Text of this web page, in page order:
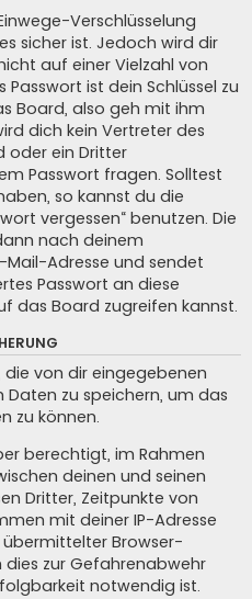
Verschlüsselung
sicher ist. Jedoch wird dir
auf einer Vielzahl von
ist dein Schlüssel zu
Board, also geh mit ihm
dich kein Vertreter des
oder ein Dritter
Passwort fragen. Solltest
so kannst du die
vergessen“ benutzen. Die
nach deinem
Adresse und sendet
Passwort an diese
das Board zugreifen kannst.
von dir eingegebenen
zu speichern, um das
zu können.
berechtigt, im Rahmen
deinen und seinen
Dritter, Zeitpunkte von
mit deiner IP-Adresse
Browser-
dies zur Gefahrenabwehr
notwendig ist.